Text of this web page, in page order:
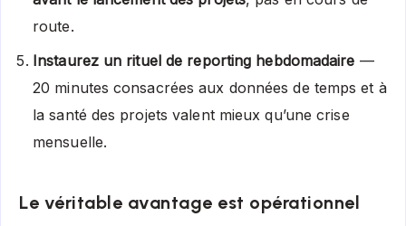
route.
Instaurez un rituel de reporting hebdomadaire —
20 minutes consacrées aux données de temps et à
la santé des projets valent mieux qu’une crise
mensuelle.
Le véritable avantage est opérationnel